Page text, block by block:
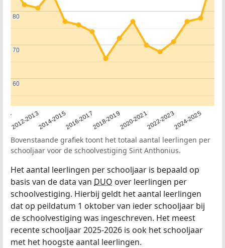
2012-20132014-20152016-20172018-20192020-20212022-20232024-2025
60
60
70
70
80
80
Bovenstaande grafiek toont het totaal aantal leerlingen per
schooljaar voor de schoolvestiging Sint Anthonius.
Het aantal leerlingen per schooljaar is bepaald op
basis van de data van DUO over leerlingen per
schoolvestiging. Hierbij geldt het aantal leerlingen
dat op peildatum 1 oktober van ieder schooljaar bij
de schoolvestiging was ingeschreven. Het meest
recente schooljaar 2025-2026 is ook het schooljaar
met het hoogste aantal leerlingen.